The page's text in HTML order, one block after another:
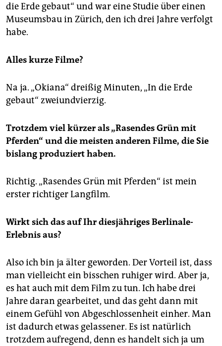
die Erde gebaut“ und war eine Studie über einen
Museumsbau in Zürich, den ich drei Jahre verfolgt
habe.
Alles kurze Filme?
Na ja. „Okiana“ dreißig Minuten, „In die Erde
gebaut“ zweiundvierzig.
Trotzdem viel kürzer als „Rasendes Grün mit
Pferden“ und die meisten anderen Filme, die Sie
bislang produziert haben.
Richtig. „Rasendes Grün mit Pferden“ ist mein
erster richtiger Langfilm.
Wirkt sich das auf Ihr diesjähriges Berlinale-
Erlebnis aus?
Also ich bin ja älter geworden. Der Vorteil ist, dass
man vielleicht ein bisschen ruhiger wird. Aber ja,
es hat auch mit dem Film zu tun. Ich habe drei
Jahre daran gearbeitet, und das geht dann mit
einem Gefühl von Abgeschlossenheit einher. Man
ist dadurch etwas gelassener. Es ist natürlich
trotzdem aufregend, denn es handelt sich ja um